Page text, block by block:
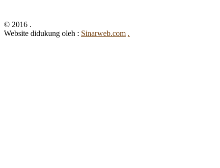
© 2016 .
Website didukung oleh : Sinarweb.com .